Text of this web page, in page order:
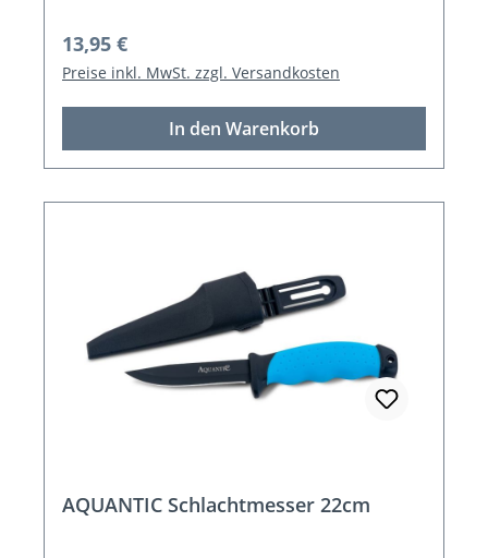
Regulärer Preis:
13,95 €
Preise inkl. MwSt. zzgl. Versandkosten
In den Warenkorb
AQUANTIC Schlachtmesser 22cm